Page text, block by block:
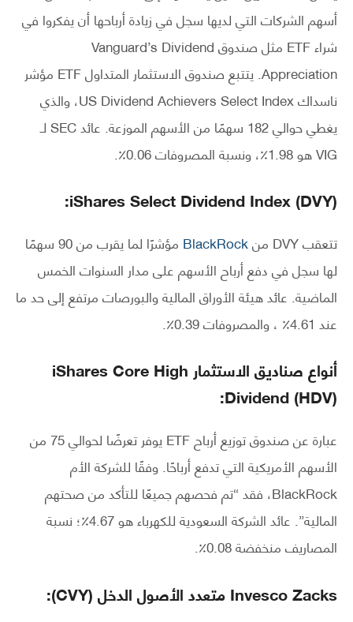
أسهم الشركات التي لديها سجل في زيادة أرباحها أن يفكروا في
شراء ETF مثل صندوق Vanguard’s Dividend
Appreciation. يتتبع صندوق الاستثمار المتداول ETF مؤشر
ناسداك US Dividend Achievers Select Index، والذي
يغطي حوالي 182 سهمًا من الأسهم الموزعة. عائد SEC لـ
VIG هو 1.98٪، ونسبة المصروفات 0.06٪.
iShares Select Dividend Index (DVY):
تتعقب DVY من BlackRock
مؤشرًا لما يقرب من 90 سهمًا
لها سجل في دفع أرباح الأسهم على مدار السنوات الخمس
الماضية. عائد هيئة الأوراق المالية والبورصات مرتفع إلى حد ما
عند 4.61٪ ، والمصروفات 0.39٪.
أنواع صناديق الاستثمار iShares Core High
Dividend (HDV):
عبارة عن صندوق توزيع أرباح ETF يوفر تعرضًا لحوالي 75 من
الأسهم الأمريكية التي تدفع أرباحًا. وفقًا للشركة الأم
BlackRock، فقد “تم فحصهم جميعًا للتأكد من صحتهم
المالية”. عائد الشركة السعودية للكهرباء هو 4.67٪؛ نسبة
المصاريف منخفضة 0.08٪.
Invesco Zacks متعدد الأصول الدخل (CVY):